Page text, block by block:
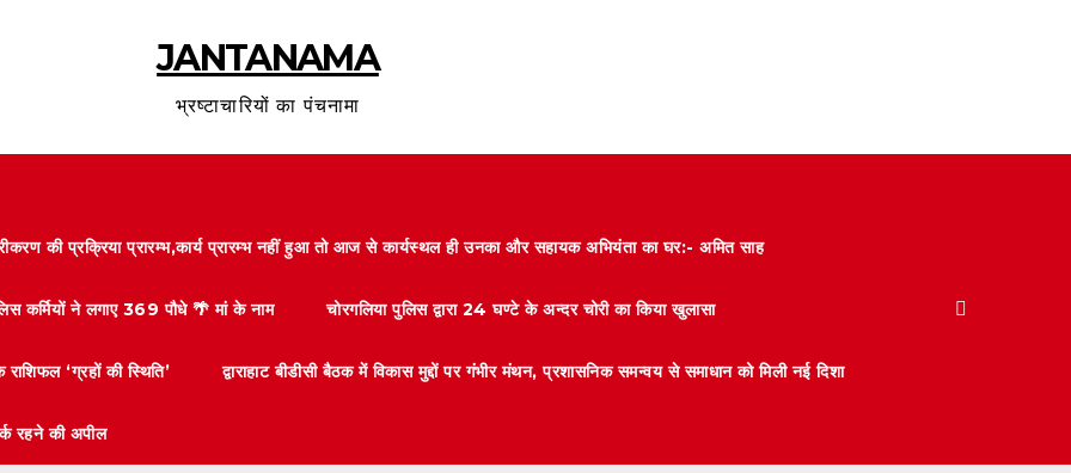
JANTANAMA
भ्रष्टाचारियों का पंचनामा
की प्रक्रिया प्रारम्भ,कार्य प्रारम्भ नहीं हुआ तो आज से कार्यस्थल ही उनका और सहायक अभियंता का घर:- अमित साह
कर्मियों ने लगाए 369 पौधे 🌴 मां के नाम चोरगलिया पुलिस द्वारा 24 घण्टे के अन्दर चोरी का किया खुलासा
‘ग्रहों की स्थिति’ द्वाराहाट बीडीसी बैठक में विकास मुद्दों पर गंभीर मंथन, प्रशासनिक समन्वय से समाधान को मिली नई दिशा
रहने की अपील